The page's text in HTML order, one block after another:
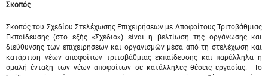
Σκοπός
Σκοπός του Σχεδίου Στελέχωσης Επιχειρήσεων με Αποφοίτους Τριτοβάθμιας
Εκπαίδευσης (στο εξής «Σχέδιο») είναι η βελτίωση της οργάνωσης και
διεύθυνσης των επιχειρήσεων και οργανισμών μέσα από τη στελέχωση και
κατάρτιση νέων αποφοίτων τριτοβάθμιας εκπαίδευσης και παράλληλα η
ομαλή ένταξη των νέων αποφοίτων σε κατάλληλες θέσεις εργασίας. Το